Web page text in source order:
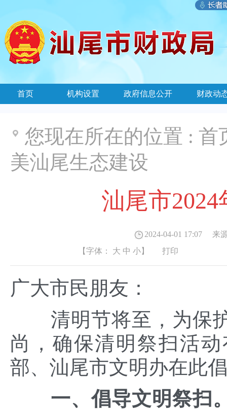
首页 机构设置 政府信息公开 财政动
您现在所在的位置 : 首
美汕尾生态建设
汕尾市
2024-04-01 17:07 来
【字体： 大 中 小】 打印
广大市民朋友：
清明节将至，为保护
尚，确保清明祭扫活
部、汕尾市文明办在此
一、倡导文明祭扫